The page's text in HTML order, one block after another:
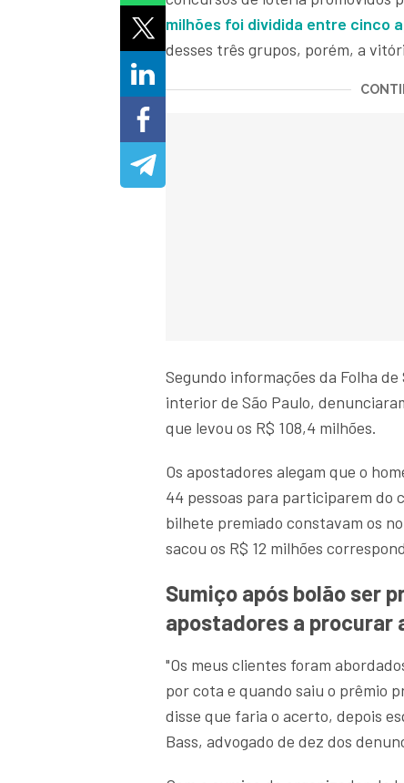
milhões foi dividida entre cinco
desses três grupos, porém, a
Segundo informações da Folha
interior de São Paulo,
que levou os R$ 108,4 milhões.
Os apostadores alegam que o
44 pessoas para participarem do
bilhete premiado constavam os
sacou os R$ 12 milhões
Sumiço após bolão ser
apostadores a procurar
"Os meus clientes foram
por cota e quando saiu o prêmio
disse que faria o acerto, depois
Bass, advogado de dez dos